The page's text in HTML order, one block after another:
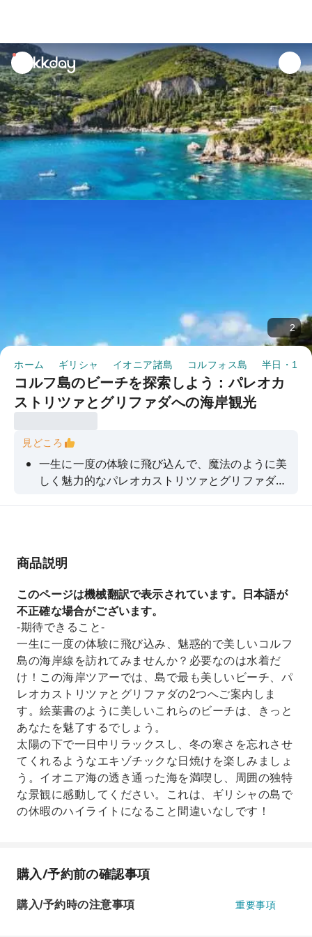
unread
notifications
2
ホーム ギリシャ イオニア諸島 コルフォス島 半日・1日
コルフ島のビーチを探索しよう：パレオカ
ストリツァとグリファダへの海岸観光
見どころ
一生に一度の体験に飛び込んで、魔法のように美
しく魅力的なパレオカストリツァとグリファダの
商品説明
このページは機械翻訳で表示されています。日本語が
不正確な場合がございます。
-期待できること-
一生に一度の体験に飛び込み、魅惑的で美しいコルフ
島の海岸線を訪れてみませんか？必要なのは水着だ
け！この海岸ツアーでは、島で最も美しいビーチ、パ
レオカストリツァとグリファダの2つへご案内しま
す。絵葉書のように美しいこれらのビーチは、きっと
あなたを魅了するでしょう。
太陽の下で一日中リラックスし、冬の寒さを忘れさせ
てくれるようなエキゾチックな日焼けを楽しみましょ
う。イオニア海の透き通った海を満喫し、周囲の独特
な景観に感動してください。これは、ギリシャの島で
の休暇のハイライトになること間違いなしです！
購入/予約前の確認事項
購入/予約時の注意事項 重要事項